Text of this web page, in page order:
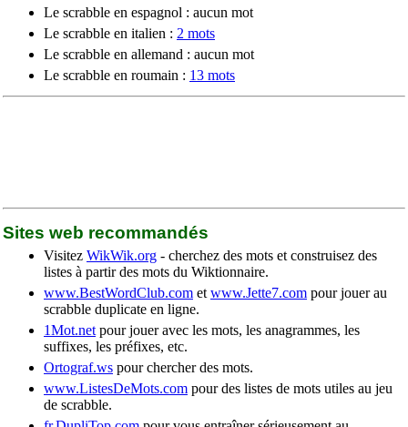
Le scrabble en espagnol : aucun mot
Le scrabble en italien : 2 mots
Le scrabble en allemand : aucun mot
Le scrabble en roumain : 13 mots
Sites web recommandés
Visitez WikWik.org - cherchez des mots et construisez des
listes à partir des mots du Wiktionnaire.
www.BestWordClub.com et www.Jette7.com pour jouer au
scrabble duplicate en ligne.
1Mot.net pour jouer avec les mots, les anagrammes, les
suffixes, les préfixes, etc.
Ortograf.ws pour chercher des mots.
www.ListesDeMots.com pour des listes de mots utiles au jeu
de scrabble.